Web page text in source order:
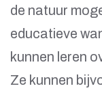
de natuur
educatieve
kunnen leren
Ze kunnen